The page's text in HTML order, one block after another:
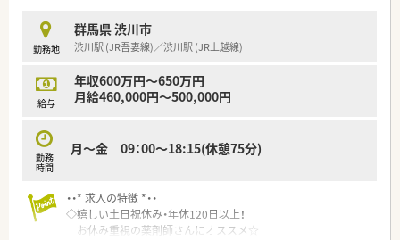
勤務地
群馬県 渋川市
渋川駅 (JR吾妻線)／渋川駅 (JR上越線)
給与
年収600万円～650万円
月給460,000円～500,000円
勤務
時間
月～金 09：00～18:15(休憩75分)
・・* 求人の特徴 *・・
◇嬉しい土日祝休み・年休120日以上！
お休み重視の薬剤師さんにオススメ☆